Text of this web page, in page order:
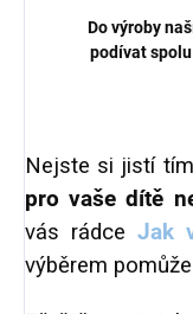
Do výroby
podívat
Nejste si jistí
pro vaše dítě
vás rádce Jak
výběrem